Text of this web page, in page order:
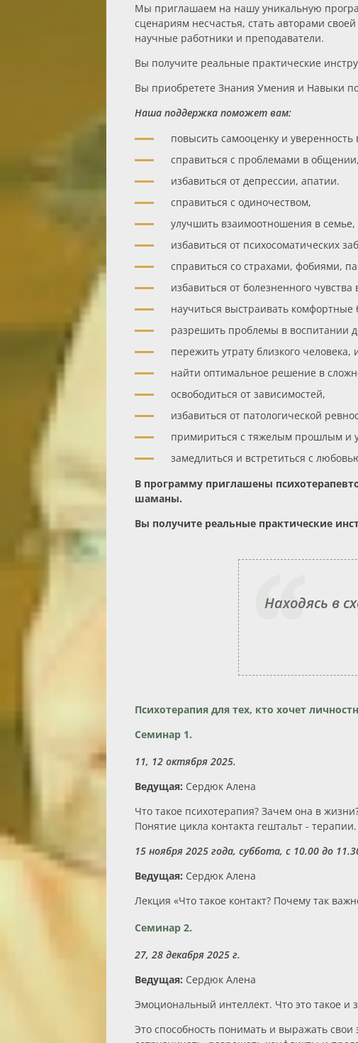
Мы приглашаем на нашу уникальную
сценариям несчастья, стать авторами
научные работники и преподаватели.
Вы получите реальные практические
Вы приобретете Знания Умения и Навыки
Наша поддержка поможет вам:
повысить самооценку и уверенность
справиться с проблемами в общении,
избавиться от депрессии, апатии.
справиться с одиночеством,
улучшить взаимоотношения в семье,
избавиться от психосоматических
справиться со страхами, фобиями,
избавиться от болезненного
научиться выстраивать комфортные
разрешить проблемы в воспитании
пережить утрату близкого человека,
найти оптимальное решение в
освободиться от зависимостей,
избавиться от патологической
примириться с тяжелым прошлым и
замедлиться и встретиться с
В программу приглашены
шаманы.
Вы получите реальные практические
Находясь в
Психотерапия для тех, кто хочет
Семинар 1.
11, 12 октября 2025.
Ведущая: Сердюк Алена
Что такое психотерапия? Зачем она в
Понятие цикла контакта гештальт -
15 ноября 2025 года, суббота, с 10.00 до
Ведущая: Сердюк Алена
Лекция «Что такое контакт? Почему так
Семинар 2.
27, 28 декабря 2025 г.
Ведущая: Сердюк Алена
Эмоциональный интеллект. Что это такое и
Это способность понимать и выражать